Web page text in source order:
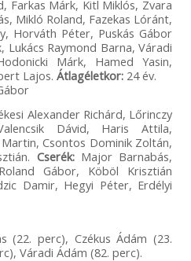
Farkas Márk, Kitl Miklós, Zvara
Mikló Roland, Fazekas Lóránt,
Horváth Péter, Puskás Gábor
Lukács Raymond Barna, Váradi
Márk, Hamed Yasin,
Lajos. Átlagéletkor:24 év.
Alexander Richárd, Lőrinczy
Dávid, Haris Attila,
Csontos Dominik Zoltán,
Cserék:Major Barnabás,
Gábor, Köböl Krisztián
Damir, Hegyi Péter, Erdélyi
(22. perc), Czékus Ádám (23.
Váradi Ádám (82. perc).